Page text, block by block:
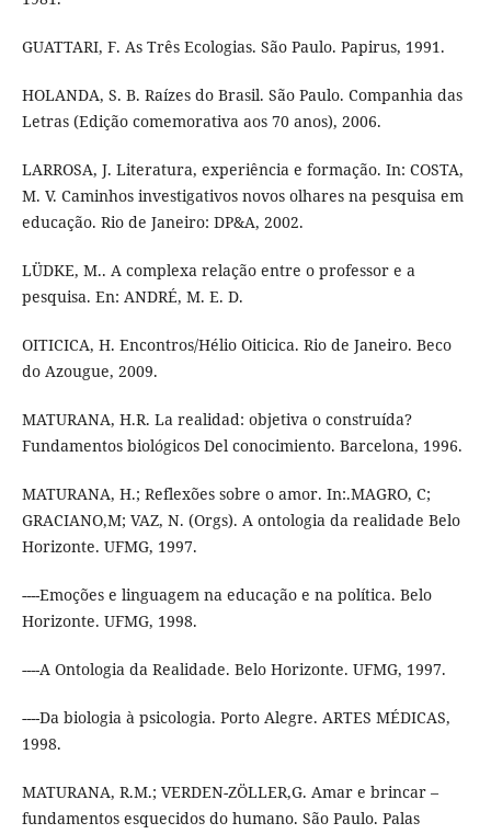
GUATTARI, F. As Três Ecologias. São Paulo. Papirus, 1991.
HOLANDA, S. B. Raízes do Brasil. São Paulo. Companhia das
Letras (Edição comemorativa aos 70 anos), 2006.
LARROSA, J. Literatura, experiência e formação. In: COSTA,
M. V. Caminhos investigativos novos olhares na pesquisa em
educação. Rio de Janeiro: DP&A, 2002.
LÜDKE, M.. A complexa relação entre o professor e a
pesquisa. En: ANDRÉ, M. E. D.
OITICICA, H. Encontros/Hélio Oiticica. Rio de Janeiro. Beco
do Azougue, 2009.
MATURANA, H.R. La realidad: objetiva o construída?
Fundamentos biológicos Del conocimiento. Barcelona, 1996.
MATURANA, H.; Reflexões sobre o amor. In:.MAGRO, C;
GRACIANO,M; VAZ, N. (Orgs). A ontologia da realidade Belo
Horizonte. UFMG, 1997.
----Emoções e linguagem na educação e na política. Belo
Horizonte. UFMG, 1998.
----A Ontologia da Realidade. Belo Horizonte. UFMG, 1997.
----Da biologia à psicologia. Porto Alegre. ARTES MÉDICAS,
1998.
MATURANA, R.M.; VERDEN-ZÖLLER,G. Amar e brincar –
fundamentos esquecidos do humano. São Paulo. Palas